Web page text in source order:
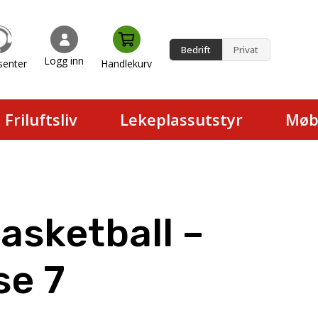
Logg inn Handlekurv
Bedrift Privat
Friluftsliv Lekeplassutstyr
–
7